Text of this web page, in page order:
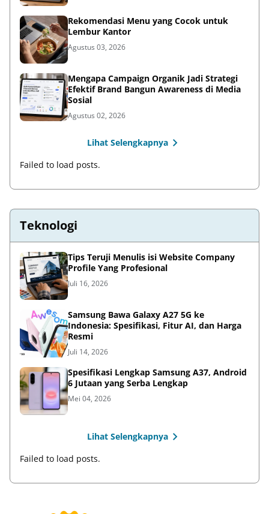
Rekomendasi Menu yang Cocok untuk
Lembur Kantor
Agustus 03, 2026
Mengapa Campaign Organik Jadi Strategi
Efektif Brand Bangun Awareness di Media
Sosial
Agustus 02, 2026
Lihat Selengkapnya
Failed to load posts.
Teknologi
Tips Teruji Menulis isi Website Company
Profile Yang Profesional
Juli 16, 2026
Samsung Bawa Galaxy A27 5G ke
Indonesia: Spesifikasi, Fitur AI, dan Harga
Resmi
Juli 14, 2026
Spesifikasi Lengkap Samsung A37, Android
6 Jutaan yang Serba Lengkap
Mei 04, 2026
Lihat Selengkapnya
Failed to load posts.